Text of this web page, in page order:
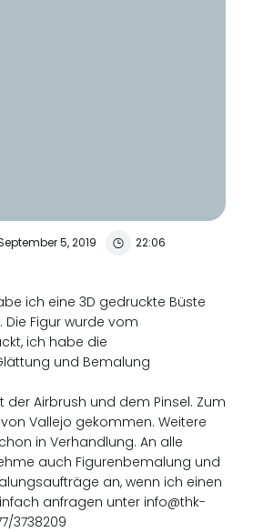
5, 2019 22:06
ich eine 3D gedruckte Büste
Figur wurde vom
ich habe die
und Bemalung
Airbrush und dem Pinsel. Zum
Vallejo gekommen. Weitere
in Verhandlung. An alle
auch Figurenbemalung und
an, wenn ich einen
anfragen unter info@thk-
3738209